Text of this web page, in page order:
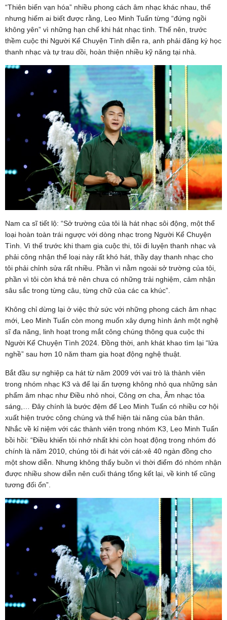
“Thiên biến vạn hóa” nhiều phong cách âm nhạc khác nhau, thế
nhưng hiếm ai biết được rằng, Leo Minh Tuấn từng “đứng ngồi
không yên” vì những hạn chế khi hát nhạc tình. Thế nên, trước
thềm cuộc thi Người Kể Chuyện Tình diễn ra, anh phải đăng ký học
thanh nhạc và tự trau dồi, hoàn thiện nhiều kỹ năng tại nhà.
Nam ca sĩ tiết lộ: “Sở trường của tôi là hát nhạc sôi động, một thể
loại hoàn toàn trái ngược với dòng nhạc trong Người Kể Chuyện
Tình. Vì thế trước khi tham gia cuộc thi, tôi đi luyện thanh nhạc và
phải công nhận thể loại này rất khó hát, thầy dạy thanh nhạc cho
tôi phải chỉnh sửa rất nhiều. Phần vì nằm ngoài sở trường của tôi,
phần vì tôi còn khá trẻ nên chưa có những trải nghiệm, cảm nhận
sâu sắc trong từng câu, từng chữ của các ca khúc”.
Không chỉ dừng lại ở việc thử sức với những phong cách âm nhạc
mới, Leo Minh Tuấn còn mong muốn xây dựng hình ảnh một nghệ
sĩ đa năng, linh hoạt trong mắt công chúng thông qua cuộc thi
Người Kể Chuyện Tình 2024. Đồng thời, anh khát khao tìm lại “lửa
nghề” sau hơn 10 năm tham gia hoạt động nghệ thuật.
Bắt đầu sự nghiệp ca hát từ năm 2009 với vai trò là thành viên
trong nhóm nhạc K3 và để lại ấn tượng không nhỏ qua những sản
phẩm âm nhạc như Điều nhỏ nhoi, Công ơn cha, Âm nhạc tỏa
sáng,… Đây chính là bước đệm để Leo Minh Tuấn có nhiều cơ hội
xuất hiện trước công chúng và thể hiện tài năng của bản thân.
Nhắc về kỉ niệm với các thành viên trong nhóm K3, Leo Minh Tuấn
bồi hồi: “Điều khiến tôi nhớ nhất khi còn hoạt động trong nhóm đó
chính là năm 2010, chúng tôi đi hát với cát-xê 40 ngàn đồng cho
một show diễn. Nhưng không thấy buồn vì thời điểm đó nhóm nhận
được nhiều show diễn nên cuối tháng tổng kết lại, về kinh tế cũng
tương đối ổn”.